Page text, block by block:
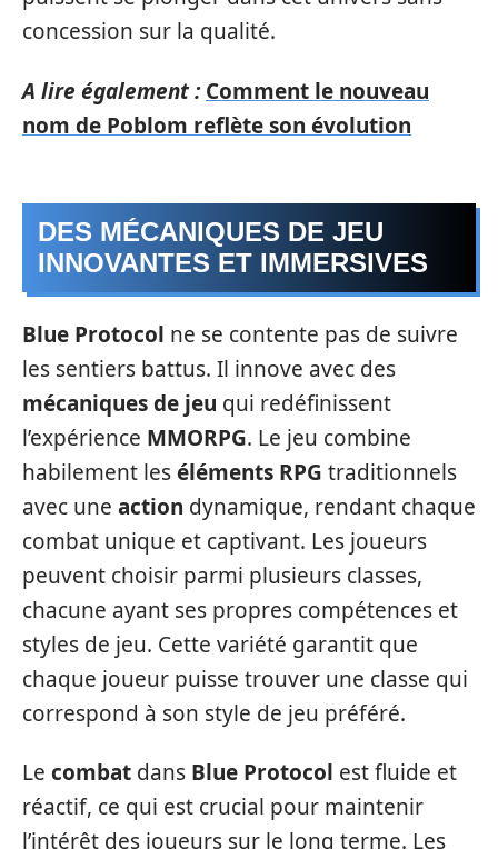
concession sur la qualité.
A lire également : Comment le nouveau
nom de Poblom reflète son évolution
DES MÉCANIQUES DE JEU
INNOVANTES ET IMMERSIVES
Blue Protocol ne se contente pas de suivre
les sentiers battus. Il innove avec des
mécaniques de jeu qui redéfinissent
l’expérience MMORPG. Le jeu combine
habilement leséléments RPG traditionnels
avec une action dynamique, rendant chaque
combat unique et captivant. Les joueurs
peuvent choisir parmi plusieurs classes,
chacune ayant ses propres compétences et
styles de jeu. Cette variété garantit que
chaque joueur puisse trouver une classe qui
correspond à son style de jeu préféré.
Le combat dans Blue Protocol est fluide et
réactif, ce qui est crucial pour maintenir
l’intérêt des joueurs sur le long terme. Les